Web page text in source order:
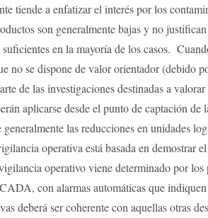
tiende a enfatizar el interés por los
son generalmente bajas y no
en la mayoría de los casos.
no se dispone de valor orientador (debido
de las investigaciones destinadas a
aplicarse desde el punto de captación
las reducciones en unidades
operativa está basada en demostrar
operativo viene determinado por
con alarmas automáticas que
deberá ser coherente con aquellas otras